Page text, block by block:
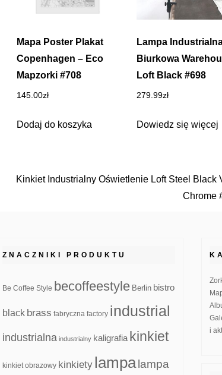
Mapa Poster Plakat
Copenhagen – Eco
Mapzorki #708
145.00zł
Dodaj do koszyka
Lampa
Biurkowa
Loft Black #698
279.99zł
Dowiedz się więcej
Kinkiet Industrialny Oświetlenie Loft Steel Black
Chrome
ZNACZNIKI PRODUKTU
Be Coffee Style becoffeestyle Berlin bistro
black brass fabryczna factory industrial
industrialna industrialny kaligrafia kinkiet
kinkiet obrazowy kinkiety lampa lampa
i